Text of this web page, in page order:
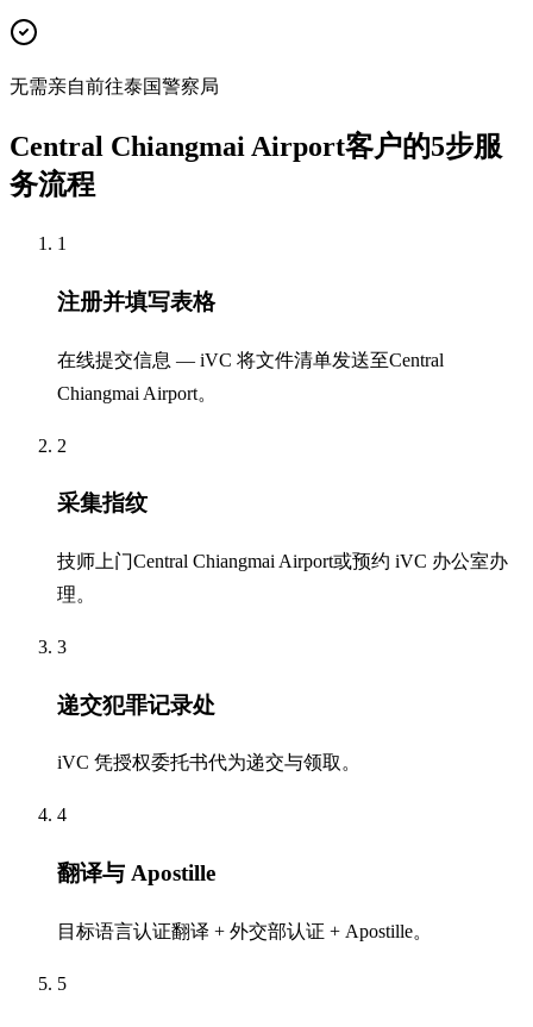
无需亲自前往泰国警察局
Central Chiangmai Airport客户的5步服
务流程
1
注册并填写表格
在线提交信息 — iVC 将文件清单发送至Central
Chiangmai Airport。
2
采集指纹
技师上门Central Chiangmai Airport或预约 iVC 办公室办
理。
3
递交犯罪记录处
iVC 凭授权委托书代为递交与领取。
4
翻译与 Apostille
目标语言认证翻译 + 外交部认证 + Apostille。
5